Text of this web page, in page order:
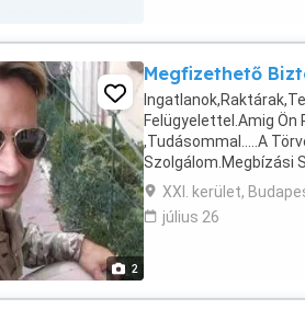
2
Megfizethető
Felügyelettel.Amig Ön
,Tudásommal.....A
Szolgálom.Megbízási
XXI. kerület,
július 26